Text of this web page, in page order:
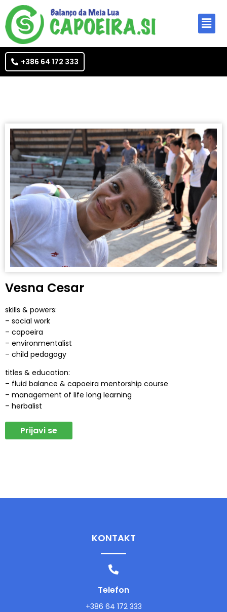
+386 64 172 333
Vesna Cesar
skills & powers:
– social work
– capoeira
– environmentalist
– child pedagogy
titles & education:
– fluid balance & capoeira mentorship course
– management of life long learning
– herbalist
Prijavi se
KONTAKT
Telefon
+386 64 172 333